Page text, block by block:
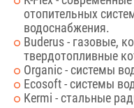
отопительных
водоснабжения.
Buderus - газовые,
твердотопливные
Organic - системы
Ecosoft - системы
Kermi - стальные